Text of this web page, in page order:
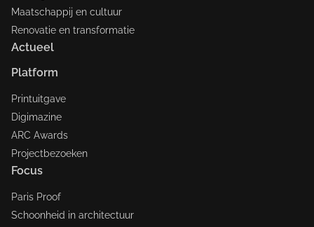
Maatschappij en cultuur
Renovatie en transformatie
Actueel
Platform
Printuitgave
Digimazine
ARC Awards
Projectbezoeken
Focus
Paris Proof
Schoonheid in architectuur